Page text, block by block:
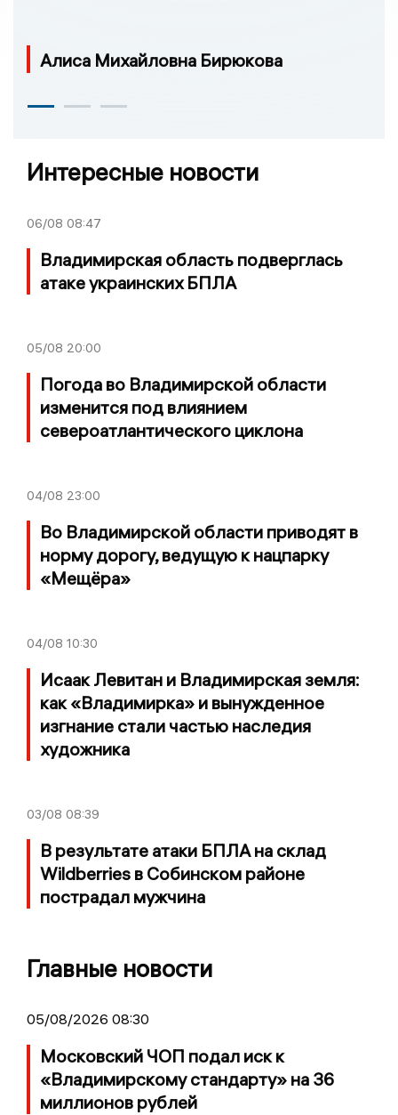
Алиса Михайловна Бирюкова
Интересные новости
06/08 08:47
Владимирская область подверглась
атаке украинских БПЛА
05/08 20:00
Погода во Владимирской области
изменится под влиянием
североатлантического циклона
04/08 23:00
Во Владимирской области приводят в
норму дорогу, ведущую к нацпарку
«Мещёра»
04/08 10:30
Исаак Левитан и Владимирская земля:
как «Владимирка» и вынужденное
изгнание стали частью наследия
художника
03/08 08:39
В результате атаки БПЛА на склад
Wildberries в Собинском районе
пострадал мужчина
Главные новости
05/08/2026 08:30
Московский ЧОП подал иск к
«Владимирскому стандарту» на 36
миллионов рублей